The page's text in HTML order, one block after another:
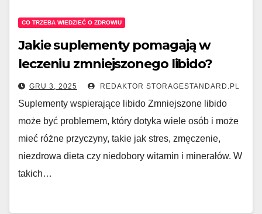
CO TRZEBA WIEDZIEĆ O ZDROWIU
Jakie suplementy pomagają w
leczeniu zmniejszonego libido?
GRU 3, 2025 REDAKTOR STORAGESTANDARD.PL
Suplementy wspierające libido Zmniejszone libido
może być problemem, który dotyka wiele osób i może
mieć różne przyczyny, takie jak stres, zmęczenie,
niezdrowa dieta czy niedobory witamin i minerałów. W
takich…